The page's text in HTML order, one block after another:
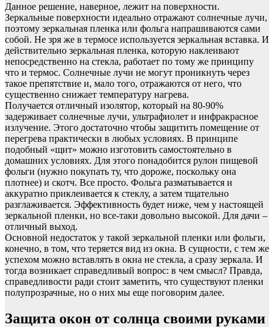
Данное решение, наверное, лежит на поверхности.
Зеркальные поверхности идеально отражают солнечные лучи,
поэтому зеркальная пленка или фольга напрашиваются сами
собой. Не зря же в термосе используется зеркальная вставка. И
действительно зеркальная пленка, которую наклеивают
непосредственно на стекла, работает по тому же принципу
что и термос. Солнечные лучи не могут проникнуть через
такое препятствие и, мало того, отражаются от него, что
существенно снижает температуру нагрева.
Получается отличный изолятор, который на 80-90%
задерживает солнечные лучи, ультрафиолет и инфракрасное
излучение. Этого достаточно чтобы защитить помещение от
перегрева практически в любых условиях. В принципе
подобный «щит» можно изготовить самостоятельно в
домашних условиях. Для этого понадобится рулон пищевой
фольги (нужно покупать ту, что дороже, поскольку она
плотнее) и скотч. Все просто. Фольга разматывается и
аккуратно приклеивается к стеклу, а затем тщательно
разглаживается. Эффективность будет ниже, чем у настоящей
зеркальной пленки, но все-таки довольно высокой. Для дачи –
отличный выход.
Основной недостаток у такой зеркальной пленки или фольги,
конечно, в том, что теряется вид из окна. В сущности, с тем же
успехом можно вставлять в окна не стекла, а сразу зеркала. И
тогда возникает справедливый вопрос: в чем смысл? Правда,
справедливости ради стоит заметить, что существуют пленки
полупрозрачные, но о них мы еще поговорим далее.
Защита окон от солнца своими руками